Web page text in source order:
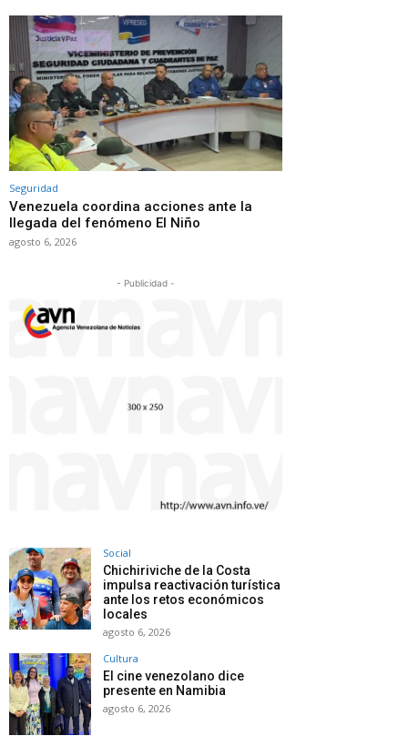
Seguridad
Venezuela coordina acciones ante la
llegada del fenómeno El Niño
agosto 6, 2026
- Publicidad -
Social
Chichiriviche de la Costa
impulsa reactivación turística
ante los retos económicos
locales
agosto 6, 2026
Cultura
El cine venezolano dice
presente en Namibia
agosto 6, 2026